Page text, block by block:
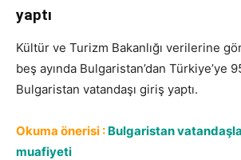
yaptı
Kültür ve Turizm Bakanlığı verilerine
beş ayında Bulgaristan’dan Türkiye’ye
Bulgaristan vatandaşı giriş yaptı.
Okuma önerisi : Bulgaristan
muafiyeti